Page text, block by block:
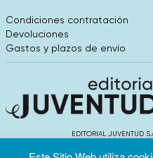
Condiciones contratación
Devoluciones
Gastos y plazos de envío
EDITORIAL JUVENTUD